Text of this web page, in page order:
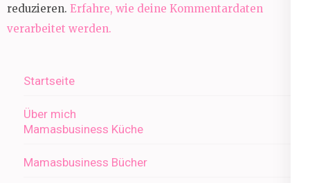
reduzieren. Erfahre, wie deine Kommentardaten
verarbeitet werden.
Startseite
Über mich
Mamasbusiness Küche
Mamasbusiness Bücher